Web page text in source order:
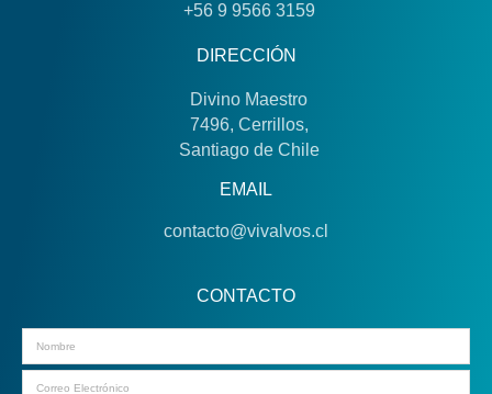
+56 9 9566 3159
DIRECCIÓN
Divino Maestro
7496, Cerrillos,
Santiago de Chile
EMAIL
contacto@vivalvos.cl
CONTACTO
Email